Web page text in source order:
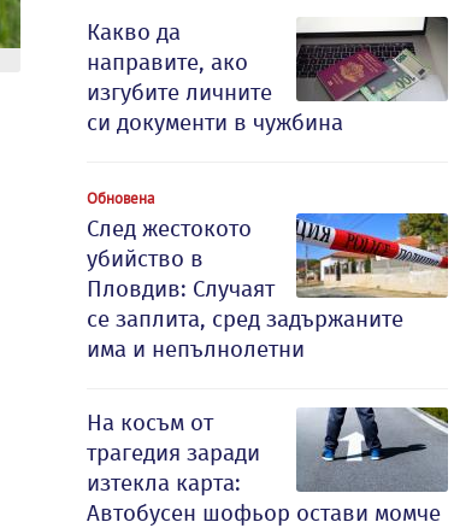
Какво да
направите, ако
изгубите личните
си документи в чужбина
Обновена
След жестокото
убийство в
Пловдив: Случаят
се заплита, сред задържаните
има и непълнолетни
На косъм от
трагедия заради
изтекла карта:
Автобусен шофьор остави момче